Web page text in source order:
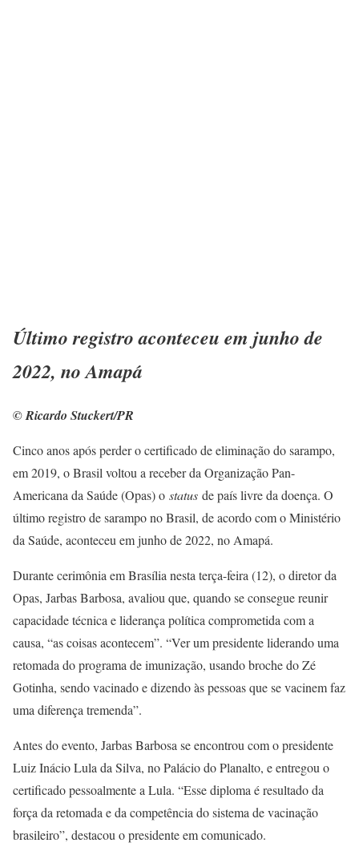
Último registro aconteceu em junho de
2022, no Amapá
© Ricardo Stuckert/PR
Cinco anos após perder o certificado de eliminação do sarampo,
em 2019, o Brasil voltou a receber da Organização Pan-
Americana da Saúde (Opas) o status de país livre da doença. O
último registro de sarampo no Brasil, de acordo com o Ministério
da Saúde, aconteceu em junho de 2022, no Amapá.
Durante cerimônia em Brasília nesta terça-feira (12), o diretor da
Opas, Jarbas Barbosa, avaliou que, quando se consegue reunir
capacidade técnica e liderança política comprometida com a
causa, “as coisas acontecem”. “Ver um presidente liderando uma
retomada do programa de imunização, usando broche do Zé
Gotinha, sendo vacinado e dizendo às pessoas que se vacinem faz
uma diferença tremenda”.
Antes do evento, Jarbas Barbosa se encontrou com o presidente
Luiz Inácio Lula da Silva, no Palácio do Planalto, e entregou o
certificado pessoalmente a Lula. “Esse diploma é resultado da
força da retomada e da competência do sistema de vacinação
brasileiro”, destacou o presidente em comunicado.